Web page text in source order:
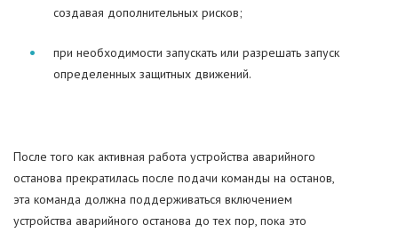
создавая дополнительных рисков;
при необходимости запускать или разрешать запуск
определенных защитных движений.
После того как активная работа устройства аварийного
останова прекратилась после подачи команды на останов,
эта команда должна поддерживаться включением
устройства аварийного останова до тех пор, пока это